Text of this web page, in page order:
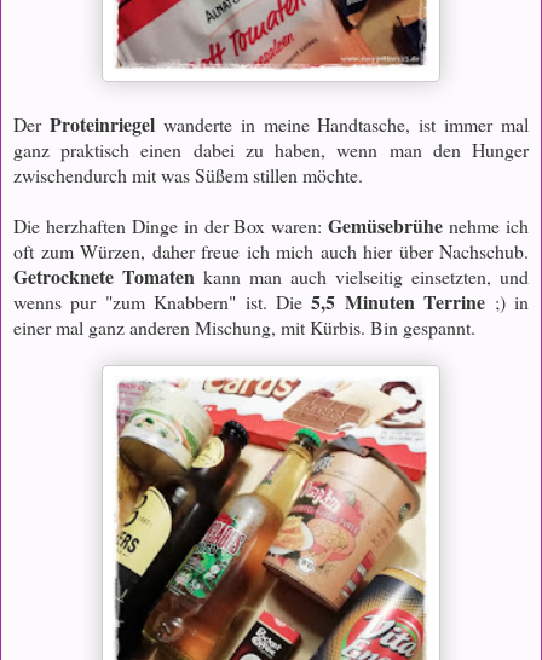
Der Proteinriegel wanderte in meine Handtasche, ist immer mal
ganz praktisch einen dabei zu haben, wenn man den Hunger
zwischendurch mit was Süßem stillen möchte.
Die herzhaften Dinge in der Box waren:Gemüsebrühenehme ich
oft zum Würzen, daher freue ich mich auch hier über Nachschub.
Getrocknete Tomaten kann man auch vielseitig einsetzten, und
wenns pur "zum Knabbern" ist. Die5,5 Minuten Terrine ;) in
einer mal ganz anderen Mischung, mit Kürbis. Bin gespannt.